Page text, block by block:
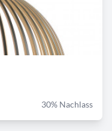
30% Nachlass